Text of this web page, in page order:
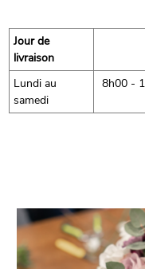
Jour de
livraison
Lundi au
samedi
8h00 -